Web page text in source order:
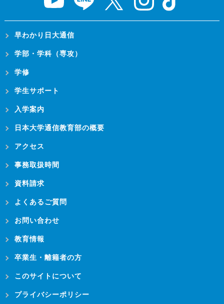
早わかり日大通信
学部・学科（専攻）
学修
学生サポート
入学案内
日本大学通信教育部の概要
アクセス
事務取扱時間
資料請求
よくあるご質問
お問い合わせ
教育情報
卒業生・離籍者の方
このサイトについて
プライバシーポリシー